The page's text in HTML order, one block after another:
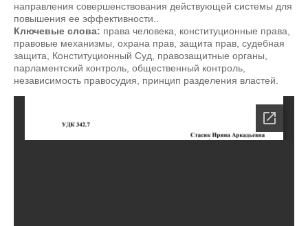
направления совершенствования действующей системы для
повышения ее эффективности..
Ключевые слова: права человека, конституционные права,
правовые механизмы, охрана прав, защита прав, судебная
защита, Конституционный Суд, правозащитные органы,
парламентский контроль, общественный контроль,
независимость правосудия, принцип разделения властей.